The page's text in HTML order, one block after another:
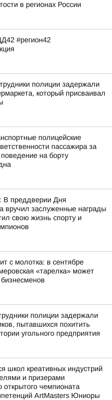
в регионах России
#регион42
полиции задержали
который присваивал
полицейские
пассажира за
поведение на борту
В преддверии Дня
вручил заслуженные награды
свою жизнь спорту и
с молотка: в сентябре
«тарелка» может
полиции задержали
пытавшихся похитить
угольного предприятия
школ креативных индустрий
и призерами
открытого чемпионата
ArtMasters Юниоры